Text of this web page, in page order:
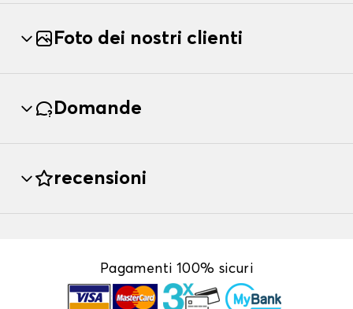
Foto dei nostri clienti
Domande
recensioni
Pagamenti 100% sicuri